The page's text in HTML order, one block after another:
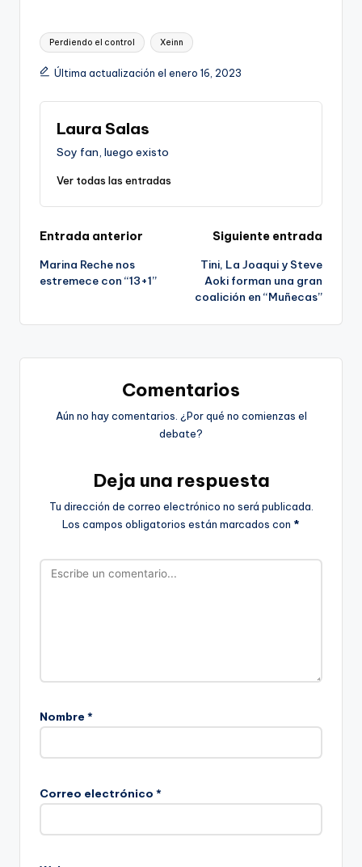
Etiquetas:
Perdiendo el control Xeinn
Última actualización el enero 16, 2023
Laura Salas
Soy fan, luego existo
Ver todas las entradas
Navegación
de
Entrada anterior
Marina Reche nos
estremece con “13+1”
Siguiente entrada
Tini, La Joaqui y Steve
Aoki forman una gran
coalición en “Muñecas”
Comentarios
Aún no hay comentarios. ¿Por qué no comienzas el
debate?
Deja una respuesta
Tu dirección de correo electrónico no será publicada.
Los campos obligatorios están marcados con *
Nombre *
Correo electrónico *